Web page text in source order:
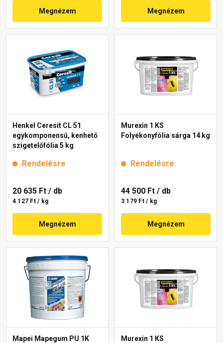
Megnézem Megnézem
Henkel Ceresit CL 51
egykomponensű, kenhető
szigetelőfólia 5 kg
Rendelésre
20 635 Ft / db
4 127 Ft / kg
Megnézem
Murexin 1 KS
Folyékonyfólia sárga 14 kg
Rendelésre
44 500 Ft / db
3 179 Ft / kg
Megnézem
Mapei Mapegum PU 1K
Murexin 1 KS